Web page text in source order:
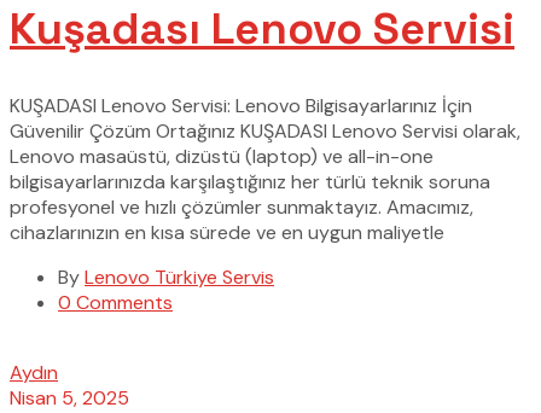
Kuşadası Lenovo Servisi
KUŞADASI Lenovo Servisi: Lenovo Bilgisayarlarınız İçin
Güvenilir Çözüm Ortağınız KUŞADASI Lenovo Servisi olarak,
Lenovo masaüstü, dizüstü (laptop) ve all-in-one
bilgisayarlarınızda karşılaştığınız her türlü teknik soruna
profesyonel ve hızlı çözümler sunmaktayız. Amacımız,
cihazlarınızın en kısa sürede ve en uygun maliyetle
ByLenovo Türkiye Servis
0 Comments
Aydın
Nisan 5, 2025